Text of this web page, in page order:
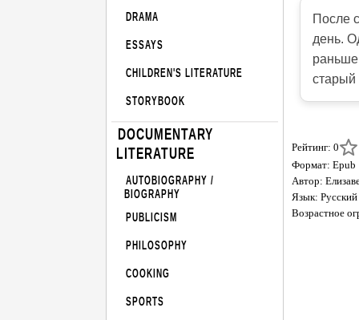
DRAMA
ESSAYS
CHILDREN'S LITERATURE
STORYBOOK
DOCUMENTARY
LITERATURE
AUTOBIOGRAPHY /
BIOGRAPHY
PUBLICISM
PHILOSOPHY
COOKING
SPORTS
После
день.
раньше
старый
Рейтинг: 0
Формат: Epub
Автор:
Язык: Русский
Возрастное